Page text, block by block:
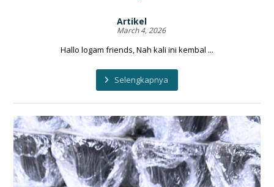
Artikel
March 4, 2026
Hallo logam friends, Nah kali ini kembal ...
Selengkapnya